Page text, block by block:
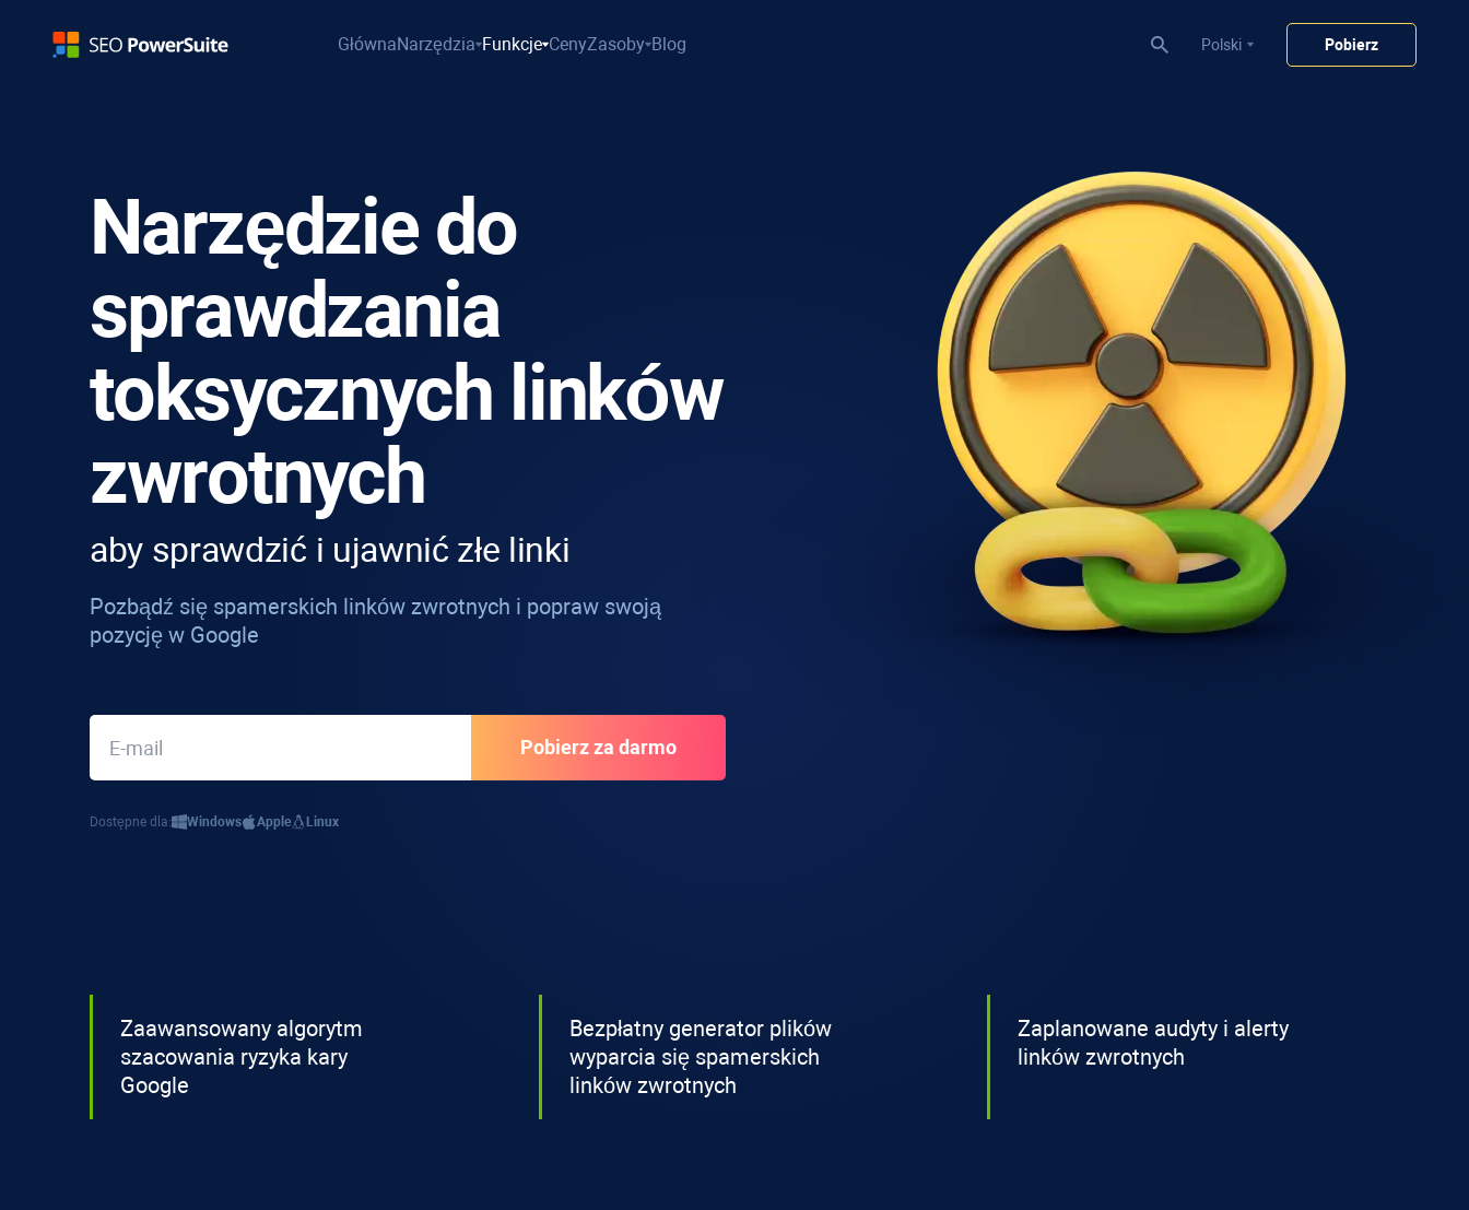
GłównaNarzędzia Funkcje CenyZasoby Blog Polski Pobierz
Narzędzie do
sprawdzania
toksycznych linków
zwrotnych
aby sprawdzić i ujawnić złe linki
Pozbądź się spamerskich linków zwrotnych i popraw swoją
pozycję w Google
Dostępne dla: Windows Apple Linux
Zaawansowany algorytm
szacowania ryzyka kary
Google
Bezpłatny generator plików
wyparcia się spamerskich
linków zwrotnych
Zaplanowane audyty i alerty
linków zwrotnych